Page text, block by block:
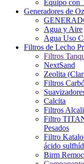
Equipo con
Generadores de
Agua y Aire
Agua Uso
Filtros de Lecho
Filtros
NextSand
Zeolita
Filtros
Calcita
Filtros
Filtro
Pesados
Filtro
ácido
Birm